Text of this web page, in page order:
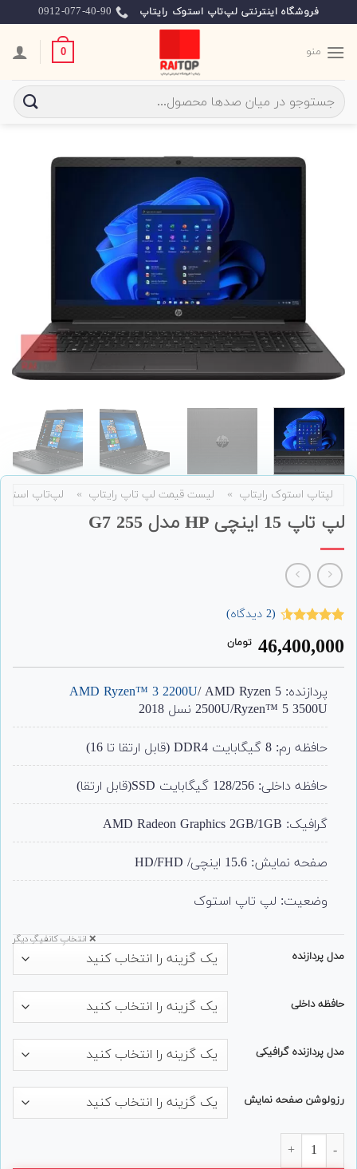
to
content
فروشگاه اینترنتی لپ‌تاپ استوک رایتاپ 0912-077-40-90
منو 0
جستجو
برای:
لپتاپ استوک رایتاپ » لیست قیمت لپ تاپ رایتاپ » لپ‌تاپ
لپ تاپ 15 اینچی HP مدل 255 G7
از 5 امتیاز
مشتری
(
2دیدگاه)
46,400,000 تومان
پردازنده: AMD Ryzen™ 3 2200U/ AMD Ryzen 5
2500U/Ryzen™ 5 3500U نسل 2018
حافظه رم: 8 گیگابایت DDR4 (قابل ارتقا تا 16)
حافظه داخلی: 128/256 گیگابایت SSD(قابل ارتقا)
گرافیک: AMD Radeon Graphics 2GB/1GB
صفحه نمایش: 15.6 اینچی/ HD/FHD
وضعیت: لپ تاپ استوک
مدل پردازنده
حافظه داخلی
مدل پردازنده گرافیکی
رزولوشن صفحه نمایش
❌ انتخابِ کانفیگِ دیگر
لپ تاپ 15 اینچی HP مدل 255 G7 عدد